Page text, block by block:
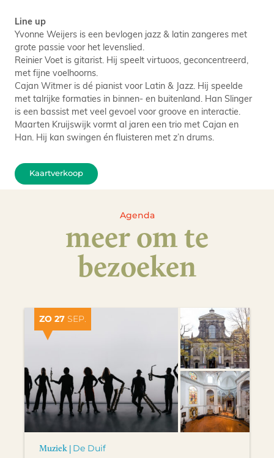
Line up
Yvonne Weijers is een bevlogen jazz & latin zangeres met
grote passie voor het levenslied.
Reinier Voet is gitarist. Hij speelt virtuoos, geconcentreerd,
met fijne voelhoorns.
Cajan Witmer is dé pianist voor Latin & Jazz. Hij speelde
met talrijke formaties in binnen- en buitenland. Han Slinger
is een bassist met veel gevoel voor groove en interactie.
Maarten Kruijswijk vormt al jaren een trio met Cajan en
Han. Hij kan swingen én fluisteren met z’n drums.
Kaartverkoop
Agenda
meer om te
bezoeken
ZO 27 SEP.
Muziek | De Duif